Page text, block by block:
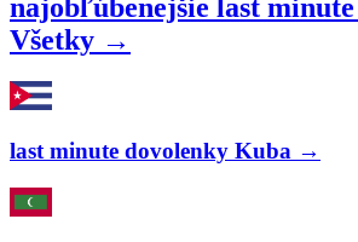
najobľúbenejšie last
Všetky →
last minute dovolenky Kuba →